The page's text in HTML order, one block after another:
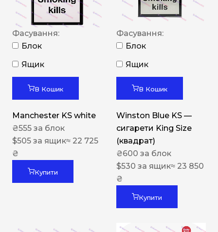
Фасування:
Блок
Ящик
В Кошик
Manchester KS white
₴555 за блок
$505 за ящик≈ 22 725
₴
Купити
Фасування:
Блок
Ящик
В Кошик
Winston Blue KS —
сигарети King Size
(квадрат)
₴600 за блок
$530 за ящик≈ 23 850
₴
Купити